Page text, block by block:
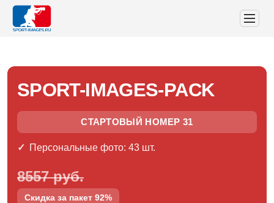
SPORT-IMAGES-PACK
СТАРТОВЫЙ НОМЕР 31
Персональные фото: 43 шт.
8557 руб.
Скидка за пакет 92%